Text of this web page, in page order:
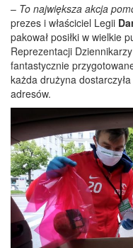
– To największa akcja
prezes i właściciel Legii
pakował posiłki w wielkie
Reprezentacji
fantastycznie
każda drużyna
adresów.